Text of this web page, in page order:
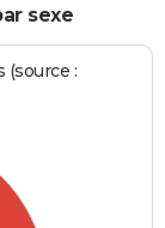
sexe
: